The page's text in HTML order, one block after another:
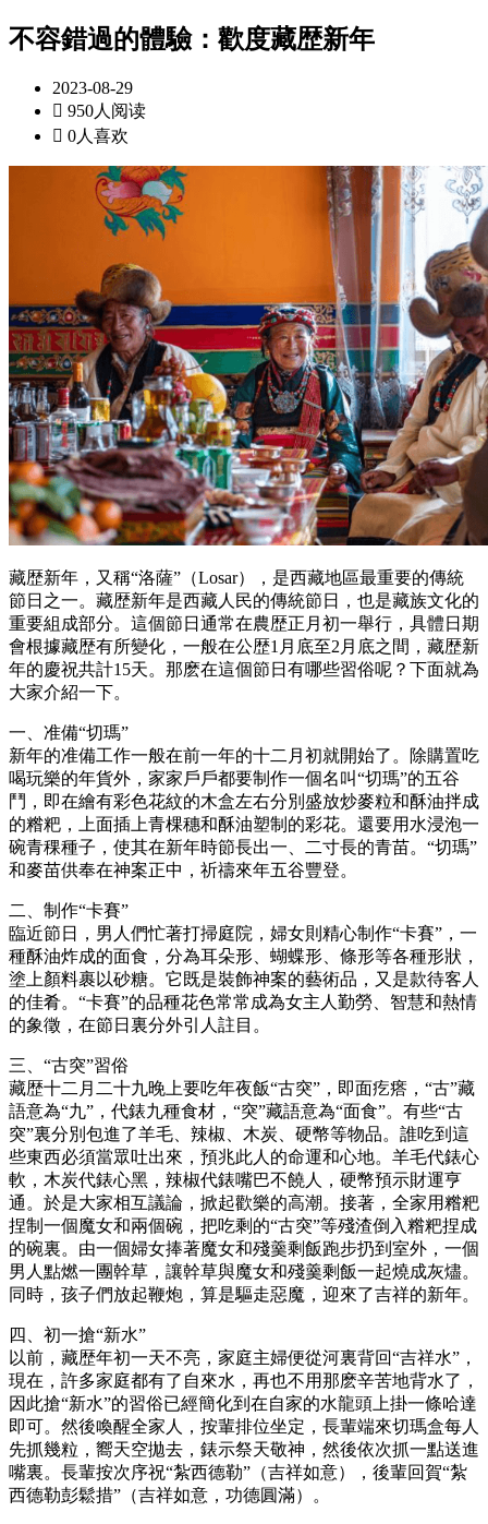
不容錯過的體驗：歡度藏歴新年
2023-08-29
 950人阅读
 0人喜欢
藏歴新年，又稱“洛薩”（Losar），是西藏地區最重要的傳統
節日之一。藏歴新年是西藏人民的傳統節日，也是藏族文化的
重要組成部分。這個節日通常在農歴正月初一舉行，具體日期
會根據藏歴有所變化，一般在公歴1月底至2月底之間，藏歴新
年的慶祝共計15天。那麽在這個節日有哪些習俗呢？下面就為
大家介紹一下。
一、准備“切瑪”
新年的准備工作一般在前一年的十二月初就開始了。除購置吃
喝玩樂的年貨外，家家戶戶都要制作一個名叫“切瑪”的五谷
鬥，即在繪有彩色花紋的木盒左右分別盛放炒麥粒和酥油拌成
的糌粑，上面插上青棵穗和酥油塑制的彩花。還要用水浸泡一
碗青稞種子，使其在新年時節長出一、二寸長的青苗。“切瑪”
和麥苗供奉在神案正中，祈禱來年五谷豐登。
二、制作“卡賽”
臨近節日，男人們忙著打掃庭院，婦女則精心制作“卡賽”，一
種酥油炸成的面食，分為耳朵形、蝴蝶形、條形等各種形狀，
塗上顏料裹以砂糖。它既是裝飾神案的藝術品，又是款待客人
的佳肴。“卡賽”的品種花色常常成為女主人勤勞、智慧和熱情
的象徵，在節日裏分外引人註目。
三、“古突”習俗
藏歴十二月二十九晚上要吃年夜飯“古突”，即面疙瘩，“古”藏
語意為“九”，代錶九種食材，“突”藏語意為“面食”。有些“古
突”裏分別包進了羊毛、辣椒、木炭、硬幣等物品。誰吃到這
些東西必須當眾吐出來，預兆此人的命運和心地。羊毛代錶心
軟，木炭代錶心黑，辣椒代錶嘴巴不饒人，硬幣預示財運亨
通。於是大家相互議論，掀起歡樂的高潮。接著，全家用糌粑
捏制一個魔女和兩個碗，把吃剩的“古突”等殘渣倒入糌粑捏成
的碗裏。由一個婦女捧著魔女和殘羹剩飯跑步扔到室外，一個
男人點燃一團幹草，讓幹草與魔女和殘羹剩飯一起燒成灰燼。
同時，孩子們放起鞭炮，算是驅走惡魔，迎來了吉祥的新年。
四、初一搶“新水”
以前，藏歴年初一天不亮，家庭主婦便從河裏背回“吉祥水”，
現在，許多家庭都有了自來水，再也不用那麽辛苦地背水了，
因此搶“新水”的習俗已經簡化到在自家的水龍頭上掛一條哈達
即可。然後喚醒全家人，按輩排位坐定，長輩端來切瑪盒每人
先抓幾粒，嚮天空拋去，錶示祭天敬神，然後依次抓一點送進
嘴裏。長輩按次序祝“紮西德勒”（吉祥如意），後輩回賀“紮
西德勒彭鬆措”（吉祥如意，功德圓滿）。